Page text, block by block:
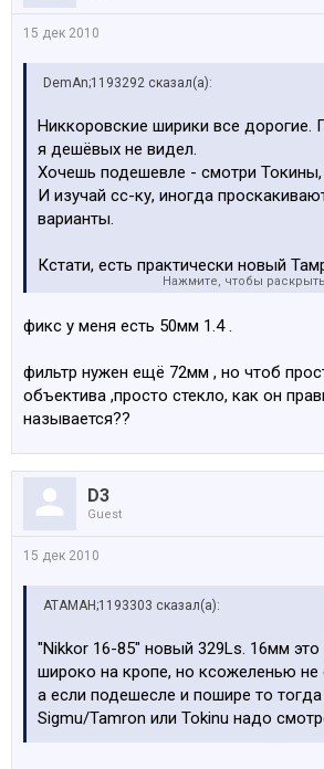
15 дек 2010
DemAn;1193292 сказал(а):
Никкоровские ширики все дорогие.
я дешёвых не видел.
Хочешь подешевле - смотри
И изучай сс-ку, иногда
варианты.
Кстати, есть практически новый
Никона. Японской сборки.
фикс.
Если интересно - пиши в
Нажмите, чтобы
фикс у меня есть 50мм 1.4 .
фильтр нужен ещё 72мм , но чтоб
объектива ,просто стекло, как он
называется??
D3
Guest
15 дек 2010
АТАМАН;1193303 сказал(а):
"Nikkor 16-85" новый 329Ls. 16мм
широко на кропе, но ксожеленью не
а если подешесле и пошире то
Sigmu/Tamron или Tokinu надо